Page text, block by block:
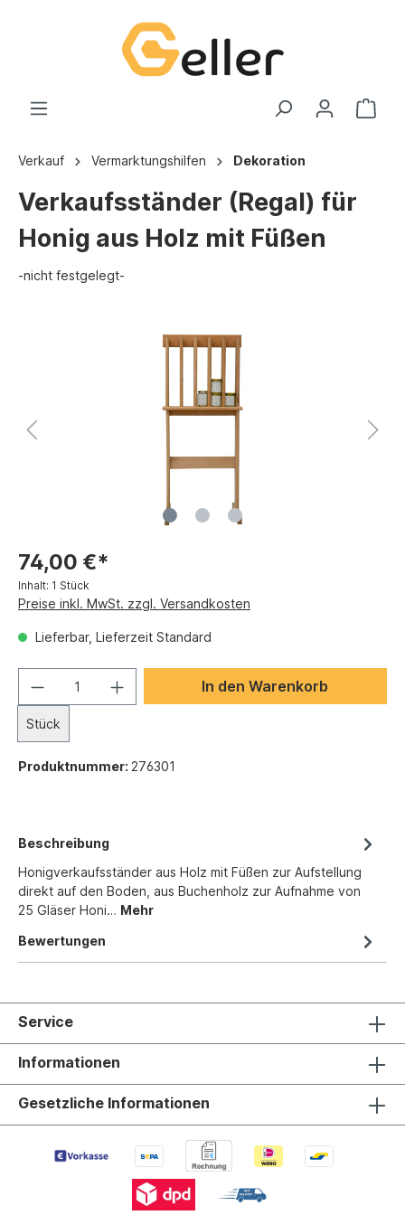
Verkauf Vermarktungshilfen Dekoration
Verkaufsständer (Regal) für
Honig aus Holz mit Füßen
-nicht festgelegt-
74,00 €*
Inhalt: 1 Stück
Preise inkl. MwSt. zzgl. Versandkosten
Lieferbar, Lieferzeit Standard
Stück
In den Warenkorb
Produktnummer: 276301
Beschreibung
Honigverkaufsständer aus Holz mit Füßen zur Aufstellung
direkt auf den Boden, aus Buchenholz zur Aufnahme von
25 Gläser Honi… Mehr
Bewertungen
Service
Informationen
Gesetzliche Informationen